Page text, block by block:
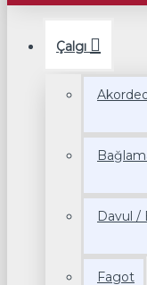
Çalgı
Davul /
Fagot